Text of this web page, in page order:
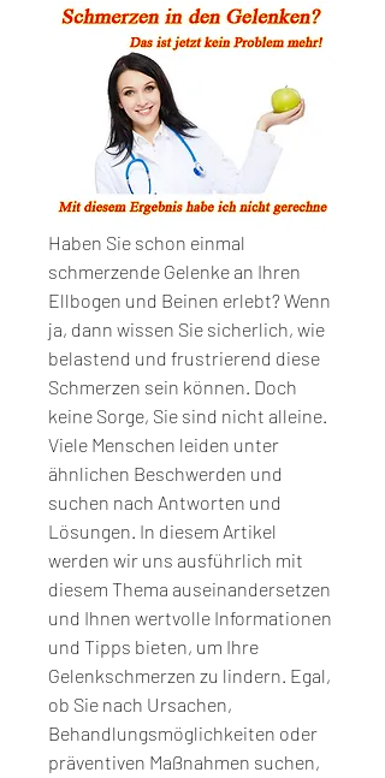
Haben Sie schon einmal
schmerzende Gelenke an Ihren
Ellbogen und Beinen erlebt? Wenn
ja, dann wissen Sie sicherlich, wie
belastend und frustrierend diese
Schmerzen sein können. Doch
keine Sorge, Sie sind nicht alleine.
Viele Menschen leiden unter
ähnlichen Beschwerden und
suchen nach Antworten und
Lösungen. In diesem Artikel
werden wir uns ausführlich mit
diesem Thema auseinandersetzen
und Ihnen wertvolle Informationen
und Tipps bieten, um Ihre
Gelenkschmerzen zu lindern. Egal,
ob Sie nach Ursachen,
Behandlungsmöglichkeiten oder
präventiven Maßnahmen suchen,